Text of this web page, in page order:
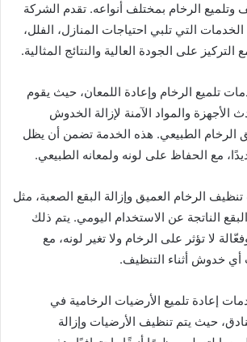
الرخام بمختلف أنواعه. تقدم الشركة
التي تلبي احتياجات المنازل، الفلل،
التركيز على الجودة العالية والنتائج المثالية.
تلميع الرخام وإعادة اللمعان، حيث يقوم
الأجهزة والمواد الآمنة لإزالة الخدوش
الرخام الطبيعي. هذه الخدمة تضمن أن يظل
مع الحفاظ على لونه ولمعانه الطبيعي.
الرخام العميق وإزالة البقع الصعبة، مثل
الناتجة عن الاستخدام اليومي. يتم ذلك
لا تؤثر على الرخام ولا تغير لونه، مع
خدوش أثناء التنظيف.
إعادة تلميع الأرضيات الرخامية في
حيث يتم تنظيف الأرضيات وإزالة